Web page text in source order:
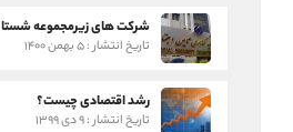
شرکت های زیرمجموعه شستا
تاریخ انتشار : ۵ بهمن ۱۴۰۰
رشد اقتصادی چیست؟
تاریخ انتشار : ۹ دی ۱۳۹۹